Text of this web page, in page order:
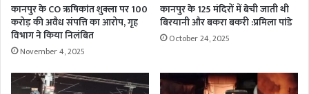
कानपुर के CO ऋषिकांत शुक्ला पर 100
करोड़ की अवैध संपत्ति का आरोप, गृह
विभाग ने किया निलंबित
November 4, 2025
कानपुर के 125 मंदिरों में बेची जाती थी
बिरयानी और बकरा बकरी :प्रमिला पांडे
October 24, 2025